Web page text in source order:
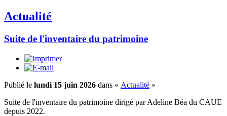
Actualité
Suite de l'inventaire du patrimoine
Publié le lundi 15 juin 2026 dans « Actualité »
Suite de l'inventaire du patrimoine dirigé par Adeline Béa du CAUE
depuis 2022.